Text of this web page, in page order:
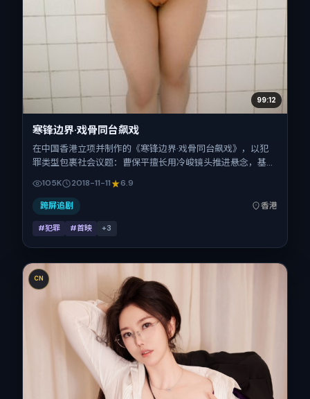
99:12
寒锋边界·戏骨同台飙戏
在中国香港立项并制作的《寒锋边界·戏骨同台飙戏》，以犯
罪类型包裹社会议题：曹保平擅长用冷峻镜头推进悬念，基里
间：2018-11-11；片长136分钟；适合关注现实质感与类型片结
构的观众。
105K 2018-11-11 6.9
跨屏追剧 香港
#犯罪 #首映 +3
CN